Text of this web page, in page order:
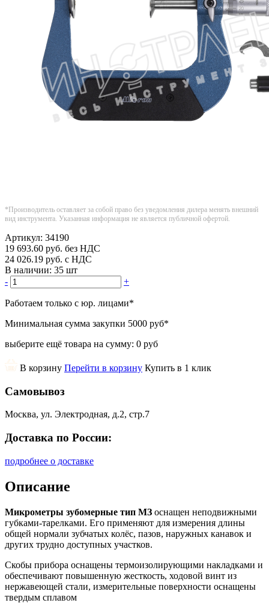
*Производитель оставляет за собой право без уведомления дилера менять внешний
вид инструмента. Указанная информация не является публичной офертой.
Артикул: 34190
19 693.60 руб. без НДС
24 026.19 руб. с НДС
В наличии: 35 шт
-
+
Работаем только с юр. лицами*
Минимальная сумма закупки 5000 руб*
выберите ещё товара на сумму: 0 руб
В корзину Перейти в корзину Купить в 1 клик
Самовывоз
Москва, ул. Электродная, д.2, стр.7
Доставка по России:
подробнее о доставке
Описание
Микрометры зубомерные тип МЗ оснащен неподвижными
губками-тарелками. Его применяют для измерения длины
общей нормали зубчатых колёс, пазов, наружных канавок и
других трудно доступных участков.
Скобы прибора оснащены термоизолирующими накладками и
обеспечивают повышенную жесткость, ходовой винт из
нержавеющей стали, измерительные поверхности оснащены
твердым сплавом